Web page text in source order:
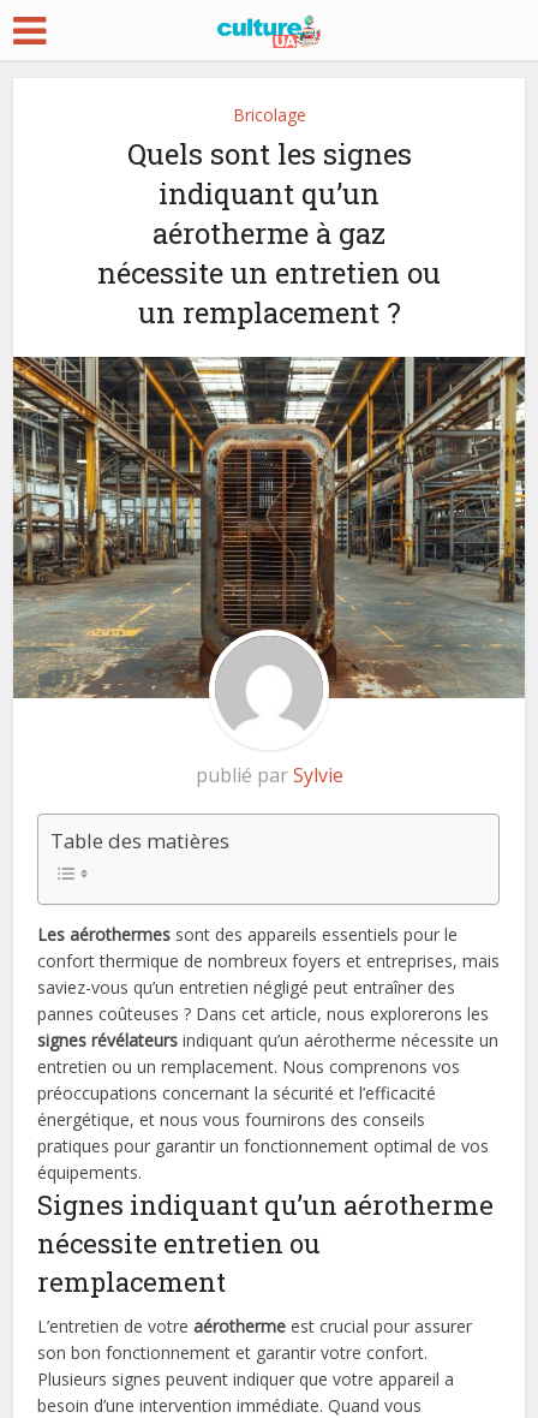
Bricolage
Quels sont les signes
indiquant qu’un
aérotherme à gaz
nécessite un entretien ou
un remplacement ?
publié parSylvie
Table des matières
Les aérothermes sont des appareils essentiels pour le
confort thermique de nombreux foyers et entreprises, mais
saviez-vous qu’un entretien négligé peut entraîner des
pannes coûteuses ? Dans cet article, nous explorerons les
signes révélateurs indiquant qu’un aérotherme nécessite un
entretien ou un remplacement. Nous comprenons vos
préoccupations concernant la sécurité et l’efficacité
énergétique, et nous vous fournirons des conseils
pratiques pour garantir un fonctionnement optimal de vos
équipements.
Signes indiquant qu’un aérotherme
nécessite entretien ou
remplacement
L’entretien de votreaérotherme est crucial pour assurer
son bon fonctionnement et garantir votre confort.
Plusieurs signes peuvent indiquer que votre appareil a
besoin d’une intervention immédiate. Quand vous